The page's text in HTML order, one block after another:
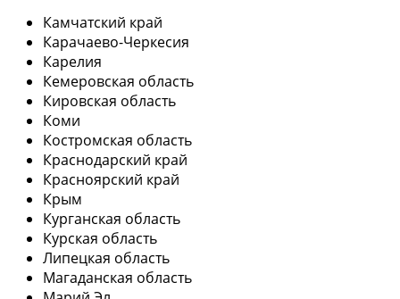
Камчатский край
Карачаево-Черкесия
Карелия
Кемеровская область
Кировская область
Коми
Костромская область
Краснодарский край
Красноярский край
Крым
Курганская область
Курская область
Липецкая область
Магаданская область